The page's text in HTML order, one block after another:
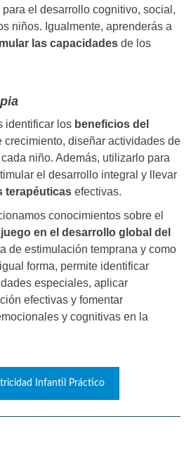
el desarrollo cognitivo, social,
niños. Igualmente, aprenderás a
las capacidades de los
identificar los beneficios del
crecimiento, diseñar actividades de
niño. Además, utilizarlo para
el desarrollo integral y llevar
terapéuticas efectivas.
conocimientos sobre el
juego en el desarrollo global del
de estimulación temprana y como
forma, permite identificar
especiales, aplicar
efectivas y fomentar
y cognitivas en la
Infantil Práctico